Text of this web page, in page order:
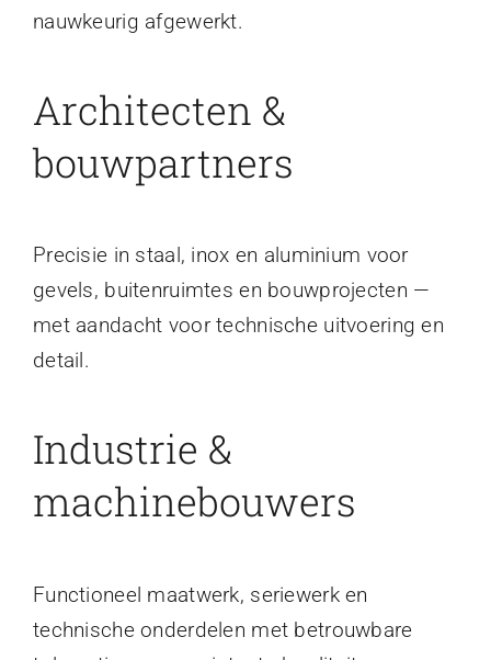
nauwkeurig afgewerkt.
Architecten &
bouwpartners
Precisie in staal, inox en aluminium voor
gevels, buitenruimtes en bouwprojecten —
met aandacht voor technische uitvoering en
detail.
Industrie &
machinebouwers
Functioneel maatwerk, seriewerk en
technische onderdelen met betrouwbare